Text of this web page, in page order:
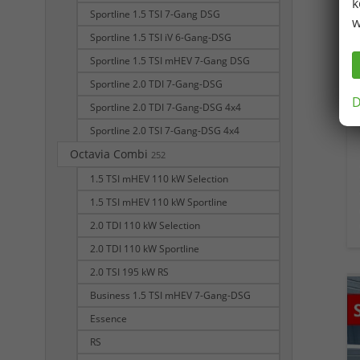
Sportline 1.5 TSI 7-Gang DSG
Sportline 1.5 TSI iV 6-Gang-DSG
Sportline 1.5 TSI mHEV 7-Gang DSG
Sportline 2.0 TDI 7-Gang-DSG
Sportline 2.0 TDI 7-Gang-DSG 4x4
Sportline 2.0 TSI 7-Gang-DSG 4x4
Octavia Combi 252
1.5 TSI mHEV 110 kW Selection
1.5 TSI mHEV 110 kW Sportline
2.0 TDI 110 kW Selection
2.0 TDI 110 kW Sportline
2.0 TSI 195 kW RS
Business 1.5 TSI mHEV 7-Gang-DSG
Essence
RS